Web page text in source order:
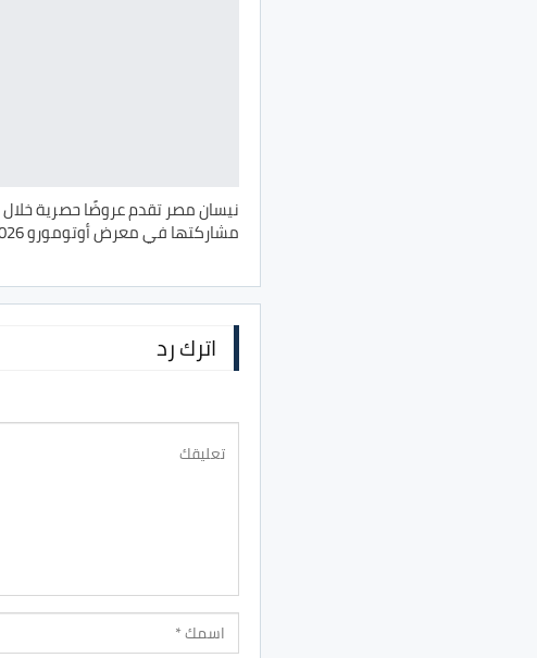
نيسان مصر تقدم عروضًا حصرية خلال
مشاركتها في معرض أوتومورو 2026
اترك رد